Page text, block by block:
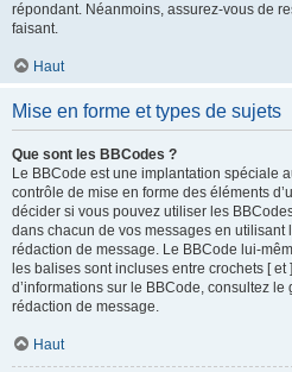
répondant. Néanmoins, assurez-vous de
faisant.
Haut
Mise en forme et types de sujets
Que sont les BBCodes ?
Le BBCode est une implantation spéciale
contrôle de mise en forme des éléments
décider si vous pouvez utiliser les
dans chacun de vos messages en utilisant
rédaction de message. Le BBCode lui-
les balises sont incluses entre crochets [
d’informations sur le BBCode, consultez
rédaction de message.
Haut